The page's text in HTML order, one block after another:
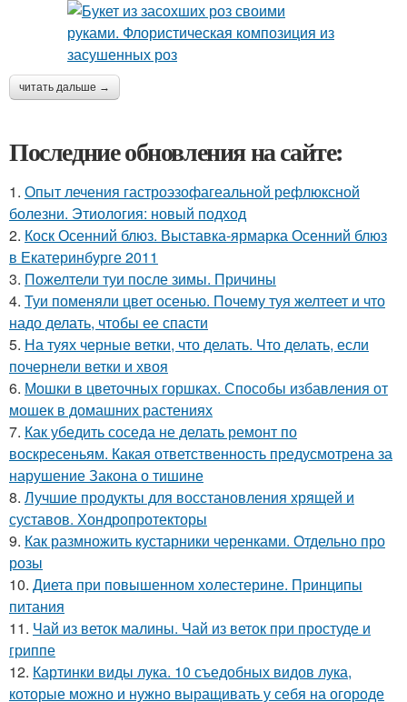
читать дальше →
Последние обновления на сайте:
1. Опыт лечения гастроэзофагеальной рефлюксной
болезни. Этиология: новый подход
2. Коск Осенний блюз. Выставка-ярмарка Осенний блюз
в Екатеринбурге 2011
3. Пожелтели туи после зимы. Причины
4. Туи поменяли цвет осенью. Почему туя желтеет и что
надо делать, чтобы ее спасти
5. На туях черные ветки, что делать. Что делать, если
почернели ветки и хвоя
6. Мошки в цветочных горшках. Способы избавления от
мошек в домашних растениях
7. Как убедить соседа не делать ремонт по
воскресеньям. Какая ответственность предусмотрена за
нарушение Закона о тишине
8. Лучшие продукты для восстановления хрящей и
суставов. Хондропротекторы
9. Как размножить кустарники черенками. Отдельно про
розы
10. Диета при повышенном холестерине. Принципы
питания
11. Чай из веток малины. Чай из веток при простуде и
гриппе
12. Картинки виды лука. 10 съедобных видов лука,
которые можно и нужно выращивать у себя на огороде